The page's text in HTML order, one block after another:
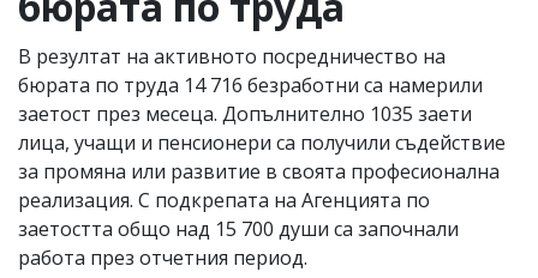
В резултат на активното посредничество на
бюрата по труда 14 716 безработни са намерили
заетост през месеца. Допълнително 1035 заети
лица, учащи и пенсионери са получили съдействие
за промяна или развитие в своята професионална
реализация. С подкрепата на Агенцията по
заетостта общо над 15 700 души са започнали
работа през отчетния период.